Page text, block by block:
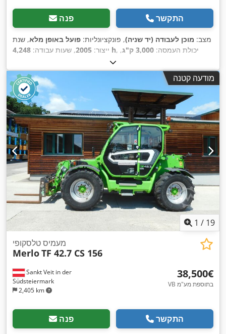
פנה התקשר
מצב: מוכן לעבודה (יד שניה), פונקציונליות: פועל באופן מלא, שנת
ייצור: 2005, שעות עבודה: 4,248 h , יכולת העמסה: 3,000 ק"ג
,
הגלגלים, קְלָפוֹת מַזְלֵג (forks for pallets), תא נהג, תאורה,
מודעה קטנה
1 / 19
Sankt Veit in der
Südsteiermark
2,405 km
מעמיס טלסקופי
MerloTF 42.7 CS 156
‏38,500 ‏€
VB בתוספת מע"מ
פנה התקשר